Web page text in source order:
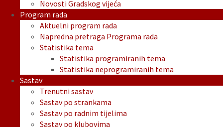
Novosti Gradskog vijeća
Program rada
Aktuelni program rada
Napredna pretraga Programa rada
Statistika tema
Statistika programiranih tema
Statistika neprogramiranih tema
Sastav
Trenutni sastav
Sastav po strankama
Sastav po radnim tijelima
Sastav po klubovima